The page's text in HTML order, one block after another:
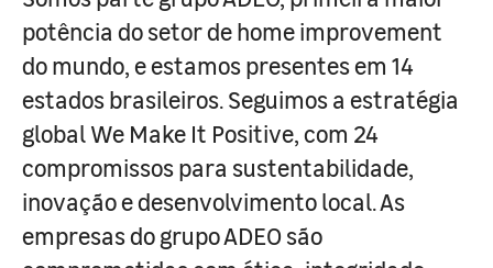
potência do setor de home improvement
do mundo, e estamos presentes em 14
estados brasileiros. Seguimos a estratégia
global We Make It Positive, com 24
compromissos para sustentabilidade,
inovação e desenvolvimento local. As
empresas do grupo ADEO são